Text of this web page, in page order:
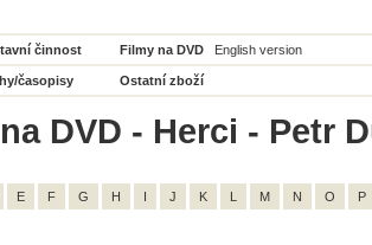
činnost Filmy na DVD English version
časopisy Ostatní zboží
DVD - Herci - Petr
E F G H I J K L M N O P